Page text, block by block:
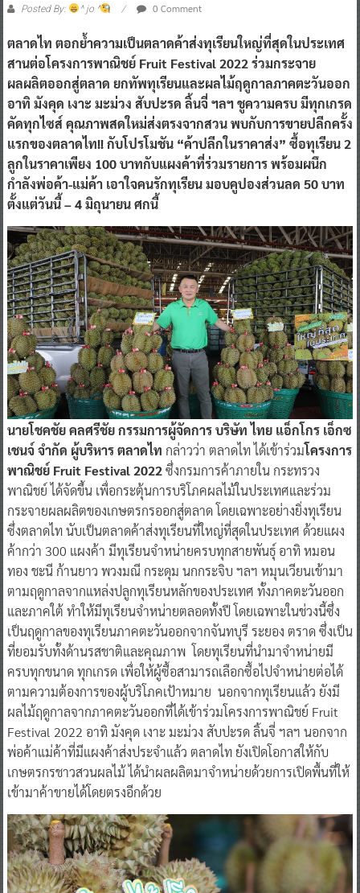
Posted By: ^ jo ^ 0 Comment
ตลาดไท ตอกย้ำความเป็นตลาดค้าส่งทุเรียนใหญ่ที่สุดในประเทศ
สานต่อโครงการพาณิชย์ Fruit Festival 2022 ร่วมกระจาย
ผลผลิตออกสู่ตลาด ยกทัพทุเรียนและผลไม้ฤดูกาลภาคตะวันออก
อาทิ มังคุด เงาะ มะม่วง สับปะรด ลิ้นจี่ ฯลฯ ชูความครบ มีทุกเกรด
คัดทุกไซส์ คุณภาพสดใหม่ส่งตรงจากสวน พบกับการขายปลีกครั้ง
แรกของตลาดไท!! กับโปรโมชัน “ค้าปลีกในราคาส่ง” ซื้อทุเรียน 2
ลูกในราคาเพียง 100 บาทกับแผงค้าที่ร่วมรายการ พร้อมผนึก
กำลังพ่อค้า-แม่ค้า เอาใจคนรักทุเรียน มอบคูปองส่วนลด 50 บาท
ตั้งแต่วันนี้ – 4 มิถุนายน ศกนี้
นายโชคชัย คลศรีชัยกรรมการผู้จัดการ บริษัท ไทย แอ็กโกร เอ็กซ
เชนจ์ จำกัด ผู้บริหาร ตลาดไท กล่าวว่า ตลาดไท ได้เข้าร่วมโครงการ
พาณิชย์ Fruit Festival 2022ซึ่งกรมการค้าภายใน กระทรวง
พาณิชย์ ได้จัดขึ้น เพื่อกระตุ้นการบริโภคผลไม้ในประเทศและร่วม
กระจายผลผลิตของเกษตรกรออกสู่ตลาด โดยเฉพาะอย่างยิ่งทุเรียน
ซึ่งตลาดไท นับเป็นตลาดค้าส่งทุเรียนที่ใหญ่ที่สุดในประเทศ ด้วยแผง
ค้ากว่า 300 แผงค้า มีทุเรียนจำหน่ายครบทุกสายพันธุ์ อาทิ หมอน
ทอง ชะนี ก้านยาว พวงมณี กระดุม นกกระจิบ ฯลฯ หมุนเวียนเข้ามา
ตามฤดูกาลจากแหล่งปลูกทุเรียนหลักของประเทศ ทั้งภาคตะวันออก
และภาคใต้ ทำให้มีทุเรียนจำหน่ายตลอดทั้งปี โดยเฉพาะในช่วงนี้ซึ่ง
เป็นฤดูกาลของทุเรียนภาคตะวันออกจากจันทบุรี ระยอง ตราด ซึ่งเป็น
ที่ยอมรับทั้งด้านรสชาติและคุณภาพ โดยทุเรียนที่นำมาจำหน่ายมี
ครบทุกขนาด ทุกเกรด เพื่อให้ผู้ซื้อสามารถเลือกซื้อไปจำหน่ายต่อได้
ตามความต้องการของผู้บริโภคเป้าหมาย นอกจากทุเรียนแล้ว ยังมี
ผลไม้ฤดูกาลจากภาคตะวันออกที่ได้เข้าร่วมโครงการพาณิชย์ Fruit
Festival 2022 อาทิ มังคุด เงาะ มะม่วง สับปะรด ลิ้นจี่ ฯลฯ นอกจาก
พ่อค้าแม่ค้าที่มีแผงค้าส่งประจำแล้ว ตลาดไท ยังเปิดโอกาสให้กับ
เกษตรกรชาวสวนผลไม้ ได้นำผลผลิตมาจำหน่ายด้วยการเปิดพื้นที่ให้
เข้ามาค้าขายได้โดยตรงอีกด้วย